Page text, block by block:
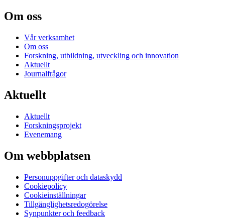
Om oss
Vår verksamhet
Om oss
Forskning, utbildning, utveckling och innovation
Aktuellt
Journalfrågor
Aktuellt
Aktuellt
Forskningsprojekt
Evenemang
Om webbplatsen
Personuppgifter och dataskydd
Cookiepolicy
Cookieinställningar
Tillgänglighetsredogörelse
Synpunkter och feedback